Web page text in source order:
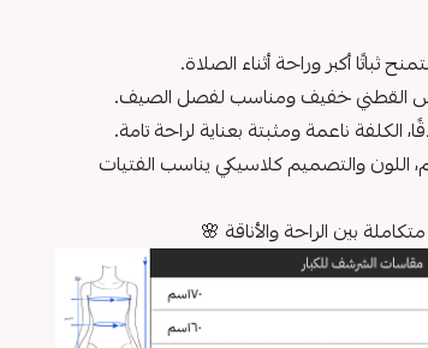
ثباتًا أكبر وراحة أثناء الصلاة.
القطني خفيف ومناسب لفصل الصيف.
الكلفة ناعمة ومثبتة بعناية لراحة تامة.
اللون والتصميم كلاسيكي يناسب الفتيات
بين الراحة والأناقة 🌸